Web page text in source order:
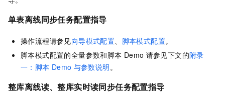
单表离线同步任务配置指导
操作流程请参见向导模式配置 脚本模式配置。
脚本模式配置的全量参数和脚本 Demo 请参见下文的附录
一：脚本 Demo 与参数说明 。
整库离线读、整库实时读同步任务配置指导